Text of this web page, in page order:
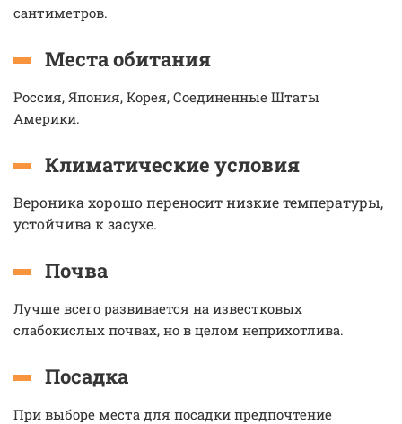
сантиметров.
Места обитания
Россия, Япония, Корея, Соединенные Штаты
Америки.
Климатические условия
Вероника хорошо переносит низкие температуры,
устойчива к засухе.
Почва
Лучше всего развивается на известковых
слабокислых почвах, но в целом неприхотлива.
Посадка
При выборе места для посадки предпочтение